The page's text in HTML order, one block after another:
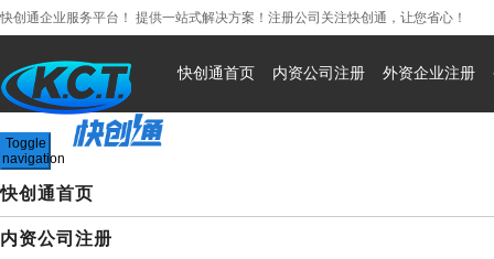
快创通企业服务平台！ 提供一站式解决方案！注册公司关注快创通，让您省心！
快创通首页 内资公司注册 外资企业注册
Toggle
navigation
快创通首页
内资公司注册